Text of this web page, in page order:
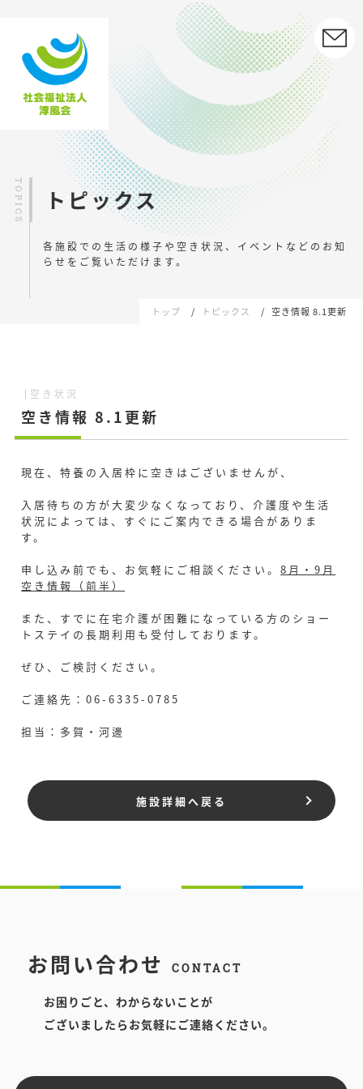
トピックス
各施設での生活の様子や空き状況、イベントなどの お知
らせをご覧いただけます。
トップ トピックス 空き情報 8.1更新
空き状況
空き情報 8.1更新
現在、特養の入居枠に空きはございませんが、
入居待ちの方が大変少なくなっており、介護度や生活
状況によっては、すぐにご案内できる場合がありま
す。
申し込み前でも、お気軽にご相談ください。8月・9月
空き情報（前半）
また、すでに在宅介護が困難になっている方のショー
トステイの長期利用も受付しております。
ぜひ、ご検討ください。
ご連絡先：06-6335-0785
担当：多賀・河邊
施設詳細へ戻る
お問い合わせ CONTACT
お困りごと、わからないことが
ございましたらお気軽にご連絡ください。